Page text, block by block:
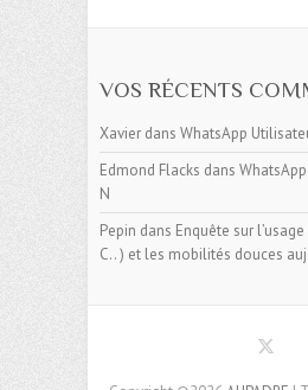
VOS RÉCENTS
Xavier dans WhatsApp
Edmond Flacks dans
N
Pepin dans Enquête sur
C.. ) et les mobilités douces